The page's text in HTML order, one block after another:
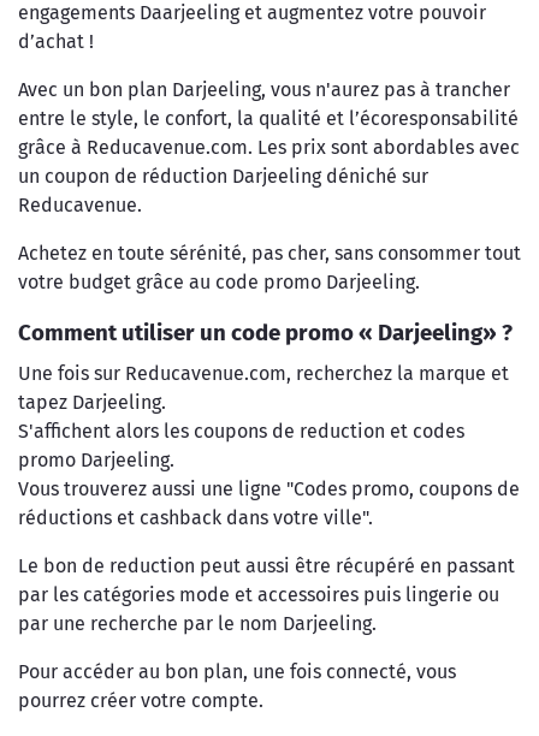
engagements Daarjeeling et augmentez votre pouvoir
d’achat !
Avec un bon plan Darjeeling, vous n'aurez pas à trancher
entre le style, le confort, la qualité et l’écoresponsabilité
grâce à Reducavenue.com. Les prix sont abordables avec
un coupon de réduction Darjeeling déniché sur
Reducavenue.
Achetez en toute sérénité, pas cher, sans consommer tout
votre budget grâce au code promo Darjeeling.
Comment utiliser un code promo « Darjeeling» ?
Une fois sur Reducavenue.com, recherchez la marque et
tapez Darjeeling.
S'affichent alors les coupons de reduction et codes
promo Darjeeling.
Vous trouverez aussi une ligne "Codes promo, coupons de
réductions et cashback dans votre ville".
Le bon de reduction peut aussi être récupéré en passant
par les catégories mode et accessoires puis lingerie ou
par une recherche par le nom Darjeeling.
Pour accéder au bon plan, une fois connecté, vous
pourrez créer votre compte.